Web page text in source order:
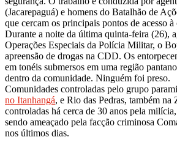
(Jacarepaguá) e homens do Batalhão de
que cercam os principais pontos de acesso
Durante a noite da última quinta-feira (26),
Operações Especiais da Polícia Militar, o
apreensão de drogas na CDD. Os
em tonéis submersos em uma região
dentro da comunidade. Ninguém foi preso.
Comunidades controladas pelo grupo
no Itanhangá, e Rio das Pedras, também na
controladas há cerca de 30 anos pela
sendo ameaçado pela facção criminosa
nos últimos dias.